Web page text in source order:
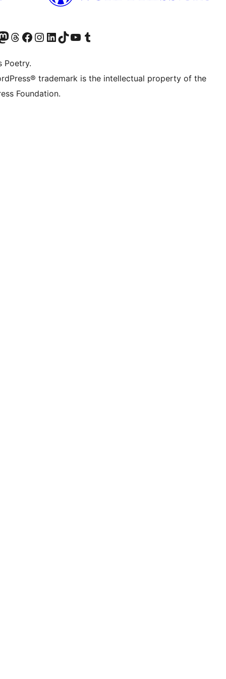
account
Bluesky account
ons Mastodon account
Bezoek onze Threads account
Onze Facebookpagina bezoeken
Bezoek onze Instagram account
Bezoek onze LinkedIn account
Bezoek onze TikTok account
Bezoek ons YouTube kanaalBezoek onze Tumblr account
Poetry.
trademark is the intellectual property of the
Foundation.